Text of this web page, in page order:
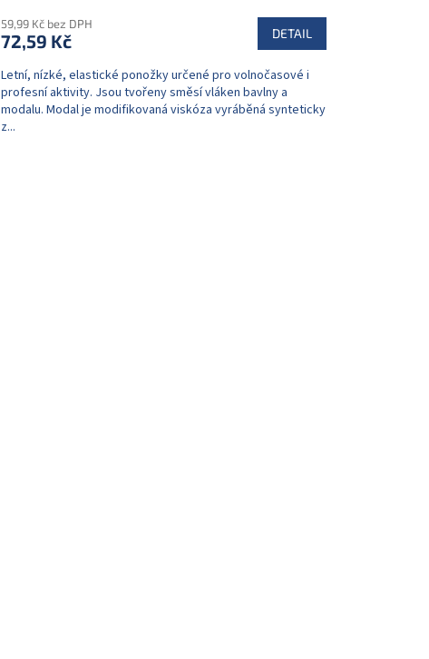
59,99 Kč bez DPH
72,59 Kč DETAIL
Letní, nízké, elastické ponožky určené pro volnočasové i
profesní aktivity. Jsou tvořeny směsí vláken bavlny a
modalu. Modal je modifikovaná viskóza vyráběná synteticky
z...